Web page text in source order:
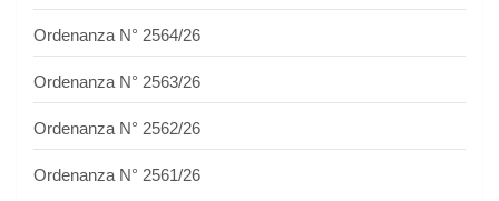
Ordenanza N° 2564/26
Ordenanza N° 2563/26
Ordenanza N° 2562/26
Ordenanza N° 2561/26